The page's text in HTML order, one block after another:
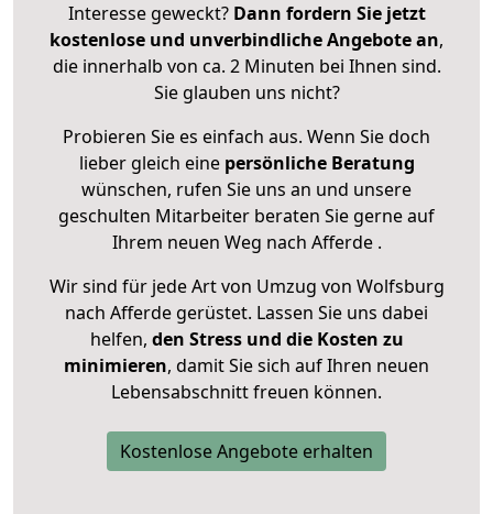
Interesse geweckt? Dann fordern Sie jetzt
kostenlose und unverbindliche Angebote an,
die innerhalb von ca. 2 Minuten bei Ihnen sind.
Sie glauben uns nicht?
Probieren Sie es einfach aus. Wenn Sie doch
lieber gleich eine persönliche Beratung
wünschen, rufen Sie uns an und unsere
geschulten Mitarbeiter beraten Sie gerne auf
Ihrem neuen Weg nach Afferde .
Wir sind für jede Art von Umzug von Wolfsburg
nach Afferde gerüstet. Lassen Sie uns dabei
helfen, den Stress und die Kosten zu
minimieren, damit Sie sich auf Ihren neuen
Lebensabschnitt freuen können.
Kostenlose Angebote erhalten